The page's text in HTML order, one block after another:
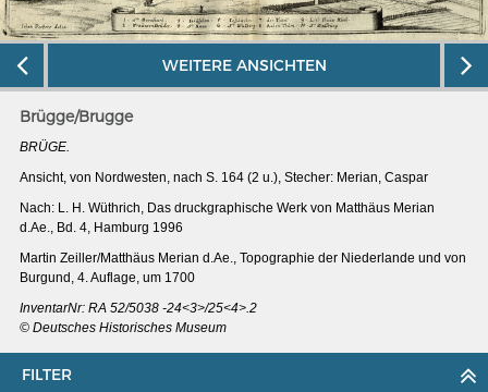
SCHIFFSTYPEN
Entwicklungen im europäischen Schiffbau
FILTER
WEITERE ANSICHTEN
Brügge/Brugge
BRÜGE.
Ansicht, von Nordwesten, nach S. 164 (2 u.), Stecher: Merian, Caspar
Nach: L. H. Wüthrich, Das druckgraphische Werk von Matthäus Merian
d.Ae., Bd. 4, Hamburg 1996
Martin Zeiller/Matthäus Merian d.Ae., Topographie der Niederlande und von
Burgund, 4. Auflage, um 1700
InventarNr: RA 52/5038 -24<3>/25<4>.2
© Deutsches Historisches Museum